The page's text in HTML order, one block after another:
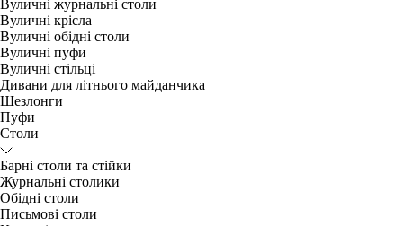
Вуличні журнальні столи
Вуличні крісла
Вуличні обідні столи
Вуличні пуфи
Вуличні стільці
Дивани для літнього майданчика
Шезлонги
Пуфи
Столи
Барні столи та стійки
Журнальні столики
Обідні столи
Письмові столи